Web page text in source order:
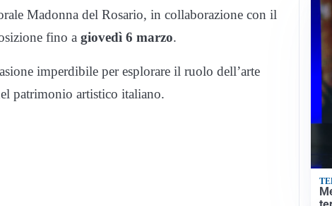
Madonna del Rosario, in collaborazione con il
fino a giovedì 6 marzo.
imperdibile per esplorare il ruolo dell’arte
patrimonio artistico italiano.